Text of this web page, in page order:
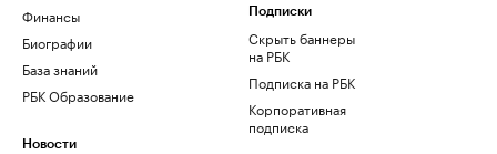
Финансы
Биографии
База знаний
РБК Образование
Новости
Подписки
Скрыть баннеры
на РБК
Подписка на РБК
Корпоративная
подписка